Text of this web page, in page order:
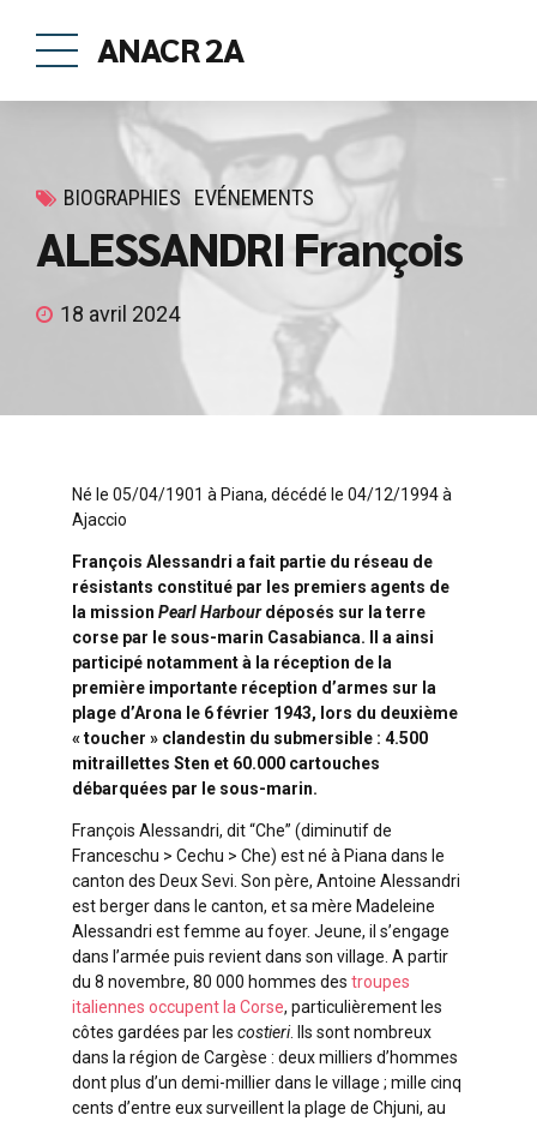
ANACR 2A
BIOGRAPHIES EVÉNEMENTS
ALESSANDRI François
18 avril 2024
Né le 05/04/1901 à Piana, décédé le 04/12/1994 à
Ajaccio
François Alessandri a fait partie du réseau de
résistants constitué par les premiers agents de
la mission Pearl Harbourdéposés sur la terre
corse par le sous-marin Casabianca. Il a ainsi
participé notamment à la réception de la
première importante réception d’armes sur la
plage d’Arona le 6 février 1943, lors du deuxième
« toucher » clandestin du submersible : 4.500
mitraillettes Sten et 60.000 cartouches
débarquées par le sous-marin.
François Alessandri, dit “Che” (diminutif de
Franceschu > Cechu > Che) est né à Piana dans le
canton des Deux Sevi. Son père, Antoine Alessandri
est berger dans le canton, et sa mère Madeleine
Alessandri est femme au foyer. Jeune, il s’engage
dans l’armée puis revient dans son village. A partir
du 8 novembre, 80 000 hommes des troupes
italiennes occupent la Corse, particulièrement les
côtes gardées par les costieri. Ils sont nombreux
dans la région de Cargèse : deux milliers d’hommes
dont plus d’un demi-millier dans le village ; mille cinq
cents d’entre eux surveillent la plage de Chjuni, au